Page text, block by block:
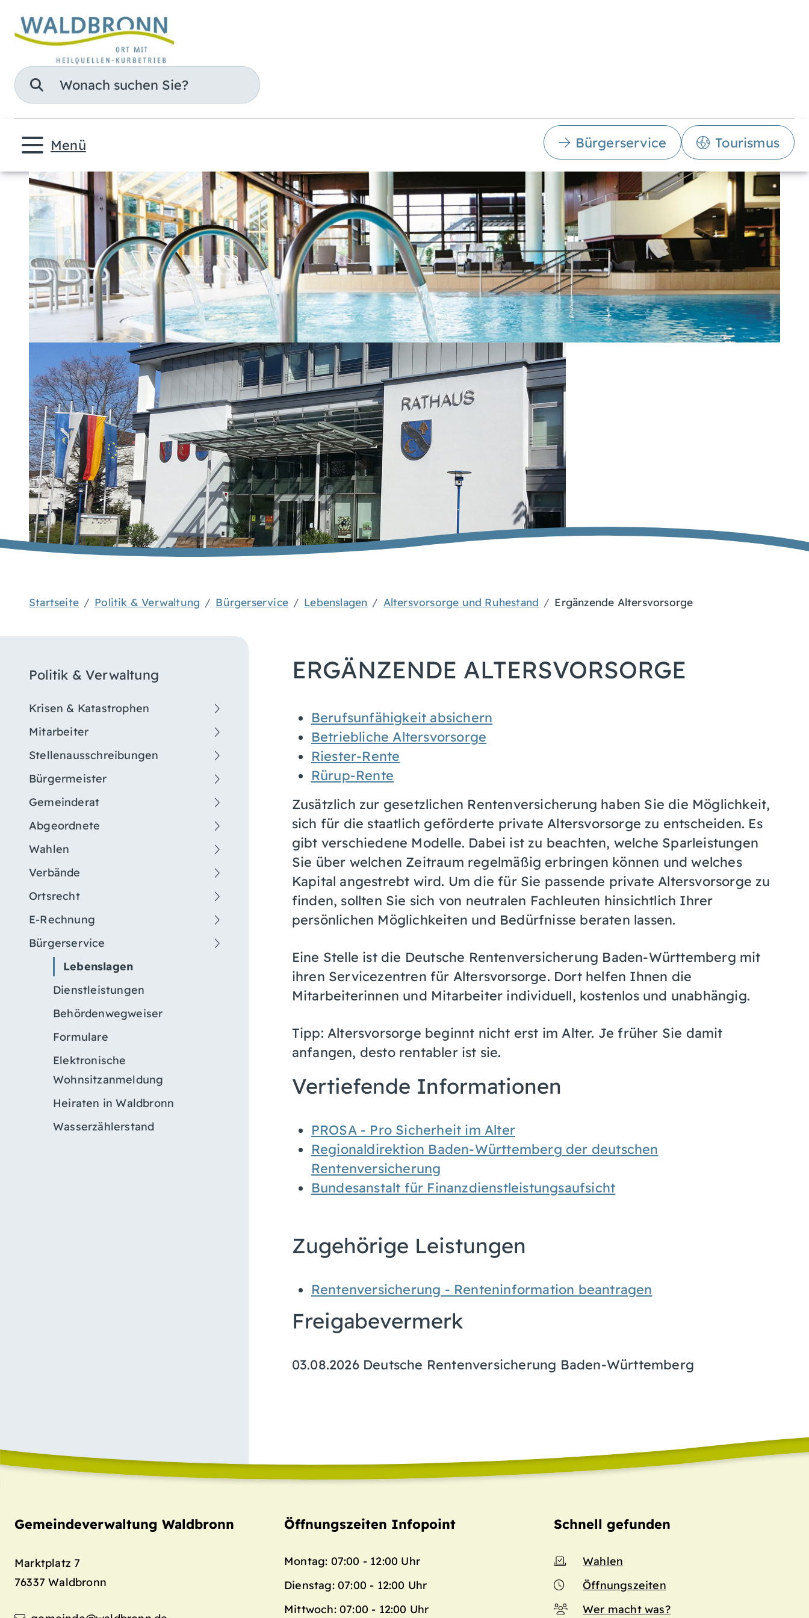
Suche
Menü Bürgerservice Tourismus
Startseite Politik & Verwaltung Bürgerservice Lebenslagen Altersvorsorge und Ruhestand Ergänzende Altersvorsorge
Politik & Verwaltung
Krisen & Katastrophen
Mitarbeiter
Stellenausschreibungen
Bürgermeister
Gemeinderat
Abgeordnete
Wahlen
Verbände
Ortsrecht
E-Rechnung
Bürgerservice
Lebenslagen
Dienstleistungen
Behördenwegweiser
Formulare
Elektronische
Wohnsitzanmeldung
Heiraten in Waldbronn
Wasserzählerstand
ERGÄNZENDE ALTERSVORSORGE
Berufsunfähigkeit absichern
Betriebliche Altersvorsorge
Riester-Rente
Rürup-Rente
Zusätzlich zur gesetzlichen Rentenversicherung haben Sie die Möglichkeit,
sich für die staatlich geförderte private Altersvorsorge zu entscheiden. Es
gibt verschiedene Modelle. Dabei ist zu beachten, welche Sparleistungen
Sie über welchen Zeitraum regelmäßig erbringen können und welches
Kapital angestrebt wird. Um die für Sie passende private Altersvorsorge zu
finden, sollten Sie sich von neutralen Fachleuten hinsichtlich Ihrer
persönlichen Möglichkeiten und Bedürfnisse beraten lassen.
Eine Stelle ist die Deutsche Rentenversicherung Baden-Württemberg mit
ihren Servicezentren für Altersvorsorge. Dort helfen Ihnen die
Mitarbeiterinnen und Mitarbeiter individuell, kostenlos und unabhängig.
Tipp: Altersvorsorge beginnt nicht erst im Alter. Je früher Sie damit
anfangen, desto rentabler ist sie.
Vertiefende Informationen
PROSA - Pro Sicherheit im Alter
Regionaldirektion Baden-Württemberg der deutschen
Rentenversicherung
Bundesanstalt für Finanzdienstleistungsaufsicht
Zugehörige Leistungen
Rentenversicherung - Renteninformation beantragen
Freigabevermerk
03.08.2026 Deutsche Rentenversicherung Baden-Württemberg
Gemeindeverwaltung Waldbronn
Marktplatz 7
76337 Waldbronn
Öffnungszeiten Infopoint
Montag: 07:00 - 12:00 Uhr
Dienstag: 07:00 - 12:00 Uhr
Mittwoch: 07:00 - 12:00 Uhr
Schnell gefunden
Wahlen
Öffnungszeiten
Wer macht was?